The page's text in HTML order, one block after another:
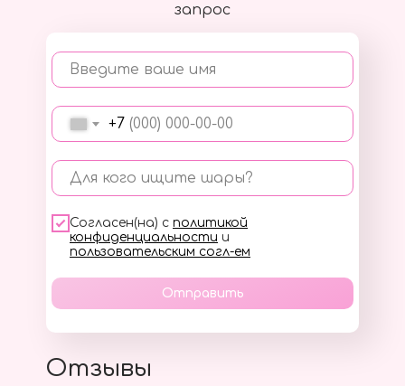
запрос
Введите ваше имя
+7
Для кого ищите шары?
Согласен(на) с политикой
конфиденциальности и
пользовательским согл-ем
Отправить
Отзывы